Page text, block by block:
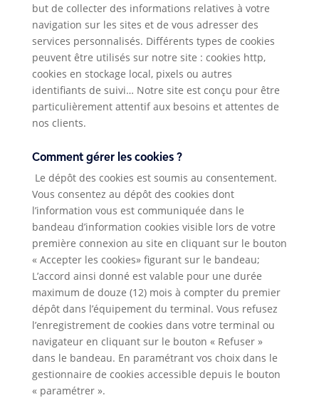
but de collecter des informations relatives à votre
navigation sur les sites et de vous adresser des
services personnalisés. Différents types de cookies
peuvent être utilisés sur notre site : cookies http,
cookies en stockage local, pixels ou autres
identifiants de suivi… Notre site est conçu pour être
particulièrement attentif aux besoins et attentes de
nos clients.
Comment gérer les cookies ?
Le dépôt des cookies est soumis au consentement.
Vous consentez au dépôt des cookies dont
l’information vous est communiquée dans le
bandeau d’information cookies visible lors de votre
première connexion au site en cliquant sur le bouton
« Accepter les cookies» figurant sur le bandeau;
L’accord ainsi donné est valable pour une durée
maximum de douze (12) mois à compter du premier
dépôt dans l’équipement du terminal. Vous refusez
l’enregistrement de cookies dans votre terminal ou
navigateur en cliquant sur le bouton « Refuser »
dans le bandeau. En paramétrant vos choix dans le
gestionnaire de cookies accessible depuis le bouton
« paramétrer ».
Ces cookies
indispensables
au bon
fonctionnement
du site.
Statistiques
Pour nous
d'avoir des
statistiques
sur
l'utilisation
de notre site.
Expérience
Permet à
notre site de
fonctionner
avec la
meilleure
expérience
possible. Si
vous refusez
ces cookies,
certaines